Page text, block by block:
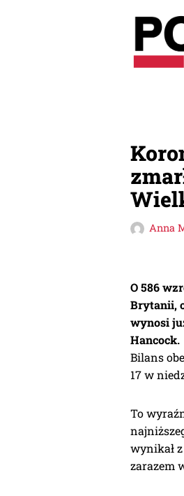
Przejdź
do
Anna
O 586
Brytanii,
wynosi
Hancock.
Bilans
17 w
To
wynikał
zarazem